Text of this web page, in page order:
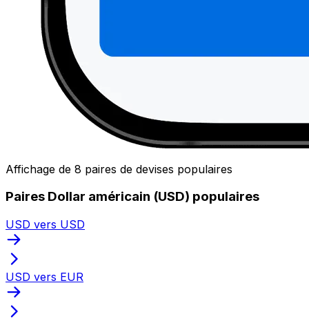
Affichage de 8 paires de devises populaires
Paires Dollar américain (USD) populaires
USD vers USD
USD vers EUR